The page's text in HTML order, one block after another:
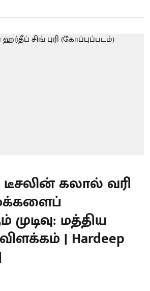
கலால் வரி
முடிவு: மத்திய
| Hardeep